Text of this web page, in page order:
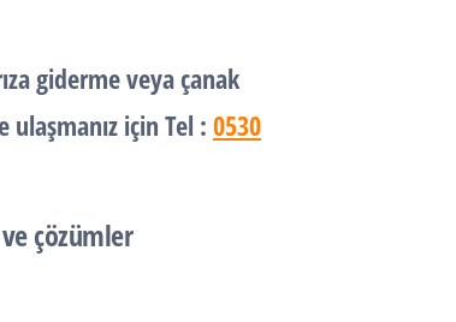
giderme veyaçanak
ulaşmanız için Tel : 0530
çözümler